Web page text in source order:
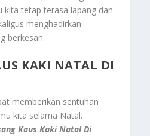
kita tetap terasa lapang dan
menghadirkan
berkesan.
KAKI NATAL DI
memberikan sentuhan
kita selama Natal.
Kaus Kaki Natal Di